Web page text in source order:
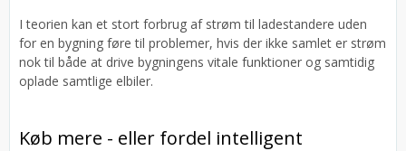
I teorien kan et stort forbrug af strøm til ladestandere uden
for en bygning føre til problemer, hvis der ikke samlet er strøm
nok til både at drive bygningens vitale funktioner og samtidig
oplade samtlige elbiler.
Køb mere - eller fordel intelligent